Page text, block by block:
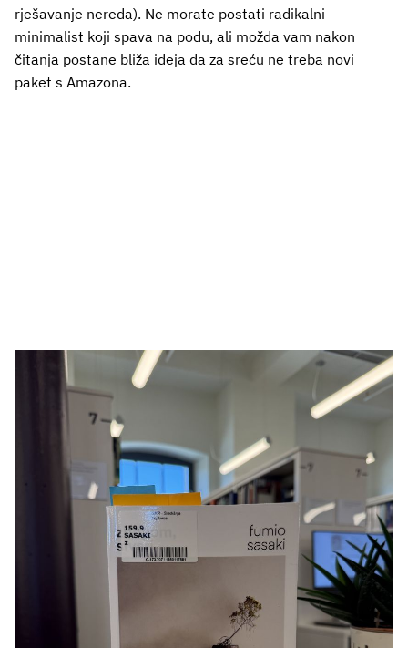
rješavanje nereda). Ne morate postati radikalni
minimalist koji spava na podu, ali možda vam nakon
čitanja postane bliža ideja da za sreću ne treba novi
paket s Amazona.